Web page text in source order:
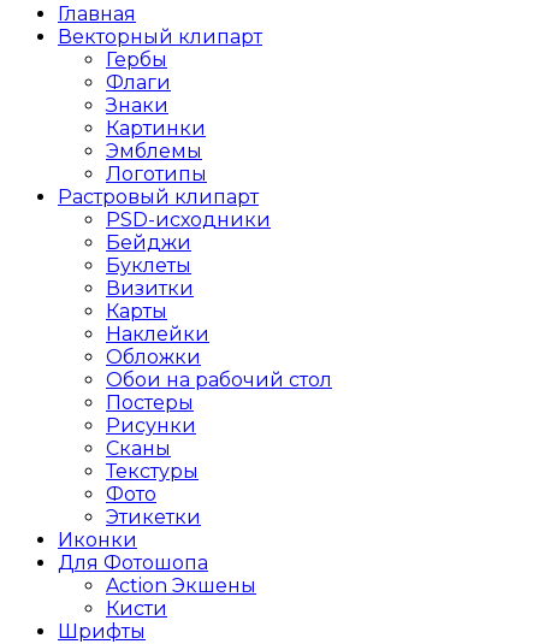
Главная
Векторный клипарт
Гербы
Флаги
Знаки
Картинки
Эмблемы
Логотипы
Растровый клипарт
PSD-исходники
Бейджи
Буклеты
Визитки
Карты
Наклейки
Обложки
Обои на рабочий стол
Постеры
Рисунки
Сканы
Текстуры
Фото
Этикетки
Иконки
Для Фотошопа
Action Экшены
Кисти
Шрифты